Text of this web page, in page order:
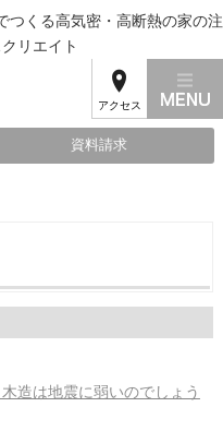
つくる高気密・高断熱の家の注
リエイト
アクセス
資料請求
造は地震に弱いのでしょう